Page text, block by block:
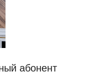
абонент